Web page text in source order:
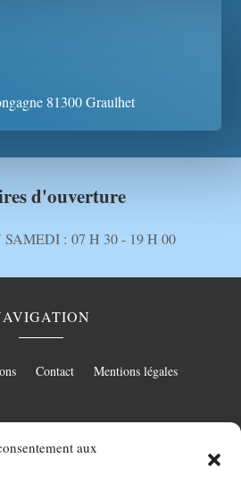
aux
81300 Graulhet
d'ouverture
: 07 H 30 - 19 H 00
Contact Mentions légales